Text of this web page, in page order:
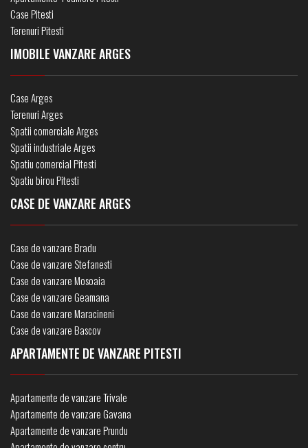
Case Pitesti
Terenuri Pitesti
IMOBILE VANZARE ARGES
Case Arges
Terenuri Arges
Spatii comerciale Arges
Spatii industriale Arges
Spatiu comercial Pitesti
Spatiu birou Pitesti
CASE DE VANZARE ARGES
Case de vanzare Bradu
Case de vanzare Stefanesti
Case de vanzare Mosoaia
Case de vanzare Geamana
Case de vanzare Maracineni
Case de vanzare Bascov
APARTAMENTE DE VANZARE PITESTI
Apartamente de vanzare Trivale
Apartamente de vanzare Gavana
Apartamente de vanzare Prundu